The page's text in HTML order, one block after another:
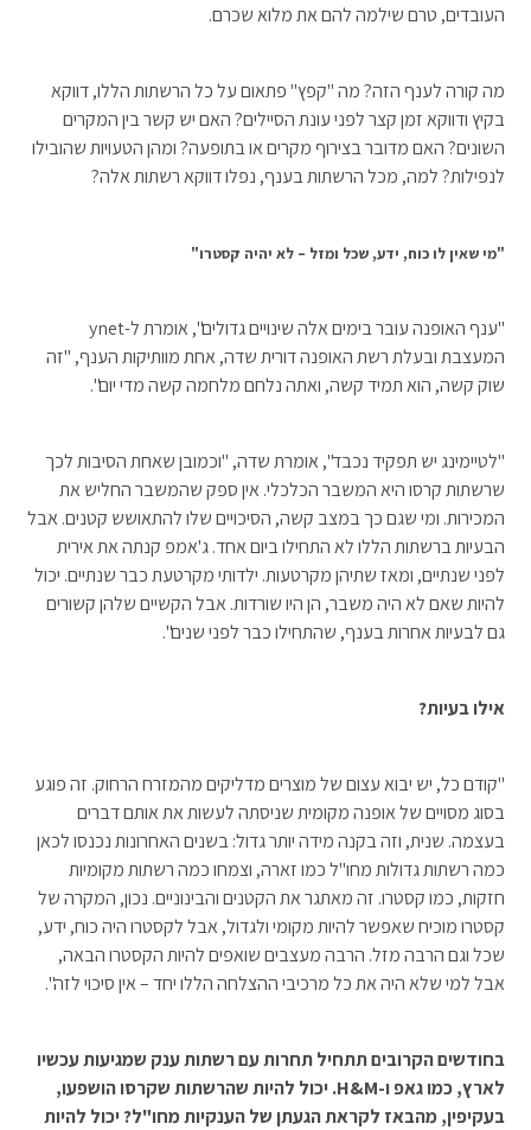
העובדים, טרם שילמה להם את מלוא שכרם.
מה קורה לענף הזה? מה "קפץ" פתאום על כל הרשתות הללו, דווקא
בקיץ ודווקא זמן קצר לפני עונת הסיילים? האם יש קשר בין המקרים
השונים? האם מדובר בצירוף מקרים או בתופעה? ומהן הטעויות שהובילו
לנפילות? למה, מכל הרשתות בענף, נפלו דווקא רשתות אלה?
"מי שאין לו כוח, ידע, שכל ומזל – לא יהיה קסטרו"
"ענף האופנה עובר בימים אלה שינויים גדולים", אומרת ל-ynet
המעצבת ובעלת רשת האופנה דורית שדה, אחת מוותיקות הענף, "זה
שוק קשה, הוא תמיד קשה, ואתה נלחם מלחמה קשה מדי יום".
"לטיימינג יש תפקיד נכבד", אומרת שדה, "וכמובן שאחת הסיבות לכך
שרשתות קרסו היא המשבר הכלכלי. אין ספק שהמשבר החליש את
המכירות. ומי שגם כך במצב קשה, הסיכויים שלו להתאושש קטנים. אבל
הבעיות ברשתות הללו לא התחילו ביום אחד. ג'אמפ קנתה את אירית
לפני שנתיים, ומאז שתיהן מקרטעות. ילדותי מקרטעת כבר שנתיים. יכול
להיות שאם לא היה משבר, הן היו שורדות. אבל הקשיים שלהן קשורים
גם לבעיות אחרות בענף, שהתחילו כבר לפני שנים".
אילו בעיות?
"קודם כל, יש יבוא עצום של מוצרים מדליקים מהמזרח הרחוק. זה פוגע
בסוג מסויים של אופנה מקומית שניסתה לעשות את אותם דברים
בעצמה. שנית, וזה בקנה מידה יותר גדול: בשנים האחרונות נכנסו לכאן
כמה רשתות גדולות מחו"ל כמו זארה, וצמחו כמה רשתות מקומיות
חזקות, כמו קסטרו. זה מאתגר את הקטנים והבינוניים. נכון, המקרה של
קסטרו מוכיח שאפשר להיות מקומי ולגדול, אבל לקסטרו היה כוח, ידע,
שכל וגם הרבה מזל. הרבה מעצבים שואפים להיות הקסטרו הבאה,
אבל למי שלא היה את כל מרכיבי ההצלחה הללו יחד – אין סיכוי לזה".
בחודשים הקרובים תתחיל תחרות עם רשתות ענק שמגיעות עכשיו
לארץ, כמו גאפ ו-H&M. יכול להיות שהרשתות שקרסו הושפעו,
בעקיפין, מהבאז לקראת הגעתן של הענקיות מחו"ל? יכול להיות